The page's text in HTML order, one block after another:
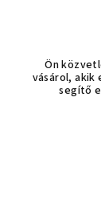
Ön
vásárol,
segítő